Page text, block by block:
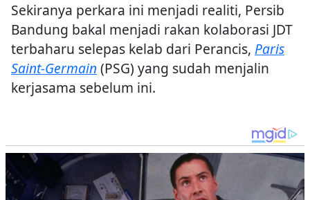
Sekiranya perkara ini menjadi realiti, Persib
Bandung bakal menjadi rakan kolaborasi JDT
terbaharu selepas kelab dari Perancis, Paris
Saint-Germain (PSG) yang sudah menjalin
kerjasama sebelum ini.